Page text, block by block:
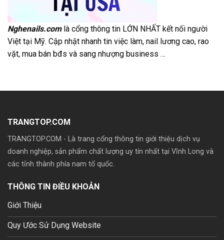
Nghenails.comlà cổng thông tin LỚN NHẤT kết nối người
Việt tại Mỹ. Cập nhật nhanh tin việc làm, nail lương cao, rao
vặt, mua bán bđs và sang nhượng business …
TRANGTOP.COM
TRANGTOP.COM - Là trang cổng thông tin giới thiệu dịch vụ
doanh nghiệp, sản phẩm chất lượng uy tín nhất tại Vĩnh Long và
các tỉnh thành phía nam tổ quốc.
THÔNG TIN ĐIỀU KHOẢN
Giới Thiệu
Quy Ước Sử Dụng Website